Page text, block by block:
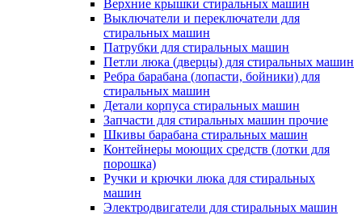
Верхние крышки стиральных машин
Выключатели и переключатели для
стиральных машин
Патрубки для стиральных машин
Петли люка (дверцы) для стиральных машин
Ребра барабана (лопасти, бойники) для
стиральных машин
Детали корпуса стиральных машин
Запчасти для стиральных машин прочие
Шкивы барабана стиральных машин
Контейнеры моющих средств (лотки для
порошка)
Ручки и крючки люка для стиральных
машин
Электродвигатели для стиральных машин